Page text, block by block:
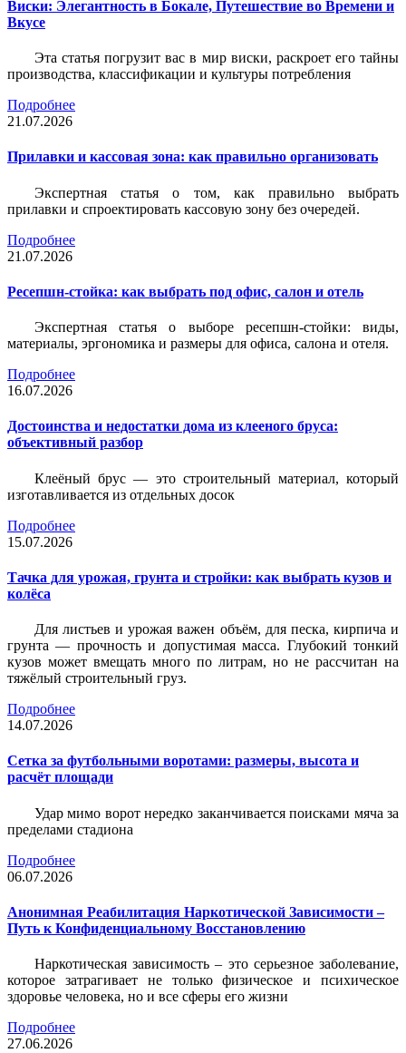
Виски: Элегантность в Бокале, Путешествие во Времени и
Вкусе
Эта статья погрузит вас в мир виски, раскроет его тайны
производства, классификации и культуры потребления
Подробнее
21.07.2026
Прилавки и кассовая зона: как правильно организовать
Экспертная статья о том, как правильно выбрать
прилавки и спроектировать кассовую зону без очередей.
Подробнее
21.07.2026
Ресепшн-стойка: как выбрать под офис, салон и отель
Экспертная статья о выборе ресепшн-стойки: виды,
материалы, эргономика и размеры для офиса, салона и отеля.
Подробнее
16.07.2026
Достоинства и недостатки дома из клееного бруса:
объективный разбор
Клеёный брус — это строительный материал, который
изготавливается из отдельных досок
Подробнее
15.07.2026
Тачка для урожая, грунта и стройки: как выбрать кузов и
колёса
Для листьев и урожая важен объём, для песка, кирпича и
грунта — прочность и допустимая масса. Глубокий тонкий
кузов может вмещать много по литрам, но не рассчитан на
тяжёлый строительный груз.
Подробнее
14.07.2026
Сетка за футбольными воротами: размеры, высота и
расчёт площади
Удар мимо ворот нередко заканчивается поисками мяча за
пределами стадиона
Подробнее
06.07.2026
Анонимная Реабилитация Наркотической Зависимости –
Путь к Конфиденциальному Восстановлению
Наркотическая зависимость – это серьезное заболевание,
которое затрагивает не только физическое и психическое
здоровье человека, но и все сферы его жизни
Подробнее
27.06.2026